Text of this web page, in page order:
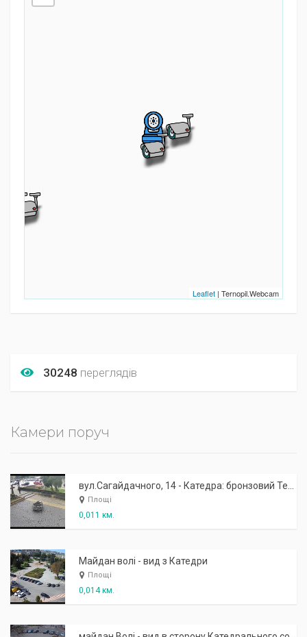
Leaflet | Ternopil.Webcam
30248 переглядів
Камери поруч
Площі
0,011 км.
Майдан волі - вид з Катедри
Площі
0,014 км.